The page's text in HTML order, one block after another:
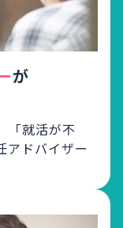
が
「就活が不
アドバイザー